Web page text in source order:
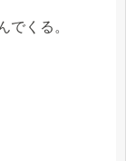
でくる。